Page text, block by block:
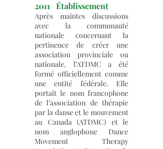
2011 Établissement
Après maintes discussions
avec la communauté
nationale concernant la
pertinence de créer une
association provinciale ou
nationale, l’ATDMC a été
formé officiellement comme
une entité fédérale. Elle
portait le nom francophone
de l’association de thérapie
par la danse et le mouvement
au Canada (ATDMC) et le
nom anglophone Dance
Movement Therapy